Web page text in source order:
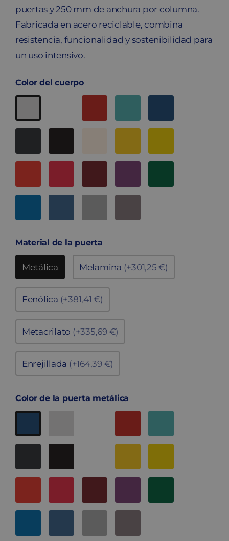
puertas y 250 mm de anchura por columna.
Fabricada en acero reciclable, combina
resistencia, funcionalidad y sostenibilidad para
un uso intensivo.
Color del cuerpo
Material de la puerta
Metálica Melamina (+301,25 €)
Fenólica (+381,41 €)
Metacrilato (+335,69 €)
Enrejillada (+164,39 €)
Color de la puerta metálica